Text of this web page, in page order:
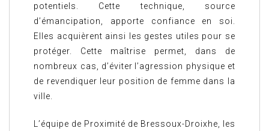
potentiels. Cette technique, source
d’émancipation, apporte confiance en soi.
Elles acquièrent ainsi les gestes utiles pour se
protéger. Cette maîtrise permet, dans de
nombreux cas, d’éviter l’agression physique et
de revendiquer leur position de femme dans la
ville.
L’équipe de Proximité de Bressoux-Droixhe, les